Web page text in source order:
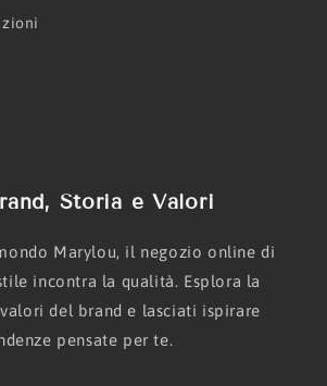
Storia e Valori
Marylou, il negozio online di
incontra la qualità. Esplora la
del brand e lasciati ispirare
pensate per te.